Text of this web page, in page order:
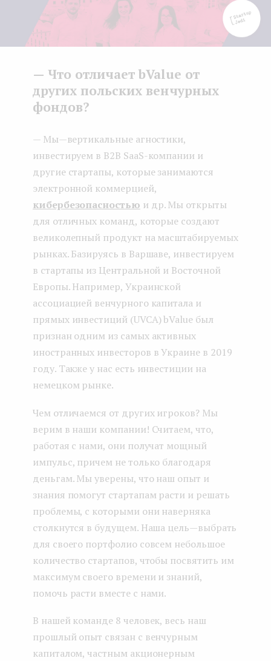
— Что отличает bValue от
других польских венчурных
фондов?
— Мы — вертикальные агностики,
инвестируем в B2B SaaS-компании и
другие стартапы, которые занимаются
электронной коммерцией,
кибербезопасностью и др. Мы открыты
для отличных команд, которые создают
великолепный продукт на масштабируемых
рынках. Базируясь в Варшаве, инвестируем
в стартапы из Центральной и Восточной
Европы. Например, Украинской
ассоциацией венчурного капитала и
прямых инвестиций (UVCA) bValue был
признан одним из самых активных
иностранных инвесторов в Украине в 2019
году. Также у нас есть инвестиции на
немецком рынке.
Чем отличаемся от других игроков? Мы
верим в наши компании! Считаем, что,
работая с нами, они получат мощный
импульс, причем не только благодаря
деньгам. Мы уверены, что наш опыт и
знания помогут стартапам расти и решать
проблемы, с которыми они наверняка
столкнутся в будущем. Наша цель — выбрать
для своего портфолио совсем небольшое
количество стартапов, чтобы посвятить им
максимум своего времени и знаний,
помочь расти вместе с нами.
В нашей команде 8 человек, весь наш
прошлый опыт связан с венчурным
капиталом, частным акционерным